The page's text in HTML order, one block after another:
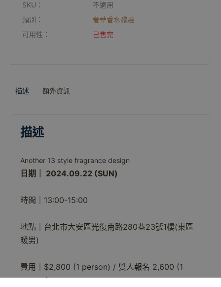
SKU：
不適用
類別：
奢華香水體驗
可用性：
已售完
描述 額外資訊
描述
Another 13 style fragrance design
日期｜ 2024.09.22 (SUN)
時間｜13:00-15:00
地點｜台北市大安區光復南路280巷23號1樓(東區
暖男)
費用｜$2,800 (1 person) / 雙人報名 2,600 (1
person)